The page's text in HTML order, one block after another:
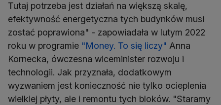
Tutaj potrzeba jest działań na większą skalę,
efektywność energetyczna tych budynków musi
zostać poprawiona" - zapowiadała w lutym 2022
roku w programie "Money. To się liczy" Anna
Kornecka, ówczesna wiceminister rozwoju i
technologii. Jak przyznała, dodatkowym
wyzwaniem jest konieczność nie tylko ocieplenia
wielkiej płyty, ale i remontu tych bloków. "Staramy